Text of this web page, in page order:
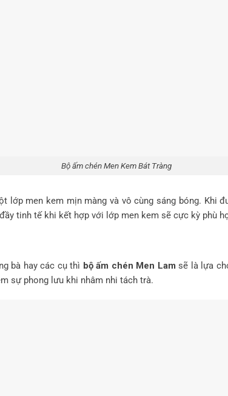
Bộ ấm chén Men Kem Bát Tràng
lớp men kem mịn màng và vô cùng sáng bóng. Khi
tinh tế khi kết hợp với lớp men kem sẽ cực kỳ phù
bà hay các cụ thì bộ ấm chén Men Lam sẽ là lựa
sự phong lưu khi nhâm nhi tách trà.